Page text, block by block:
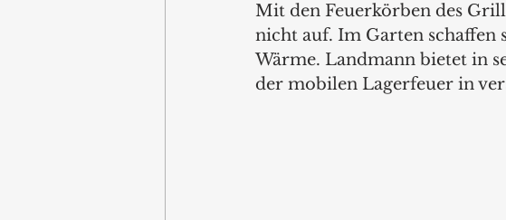
Mit den Feuerkörben des
nicht auf. Im Garten schaffen
Wärme. Landmann bietet in
der mobilen Lagerfeuer in